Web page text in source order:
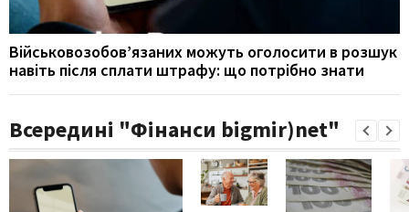
Військовозобов’язаних можуть оголосити в розшук
навіть після сплати штрафу: що потрібно знати
Всередині "Фінанси bigmir)net"